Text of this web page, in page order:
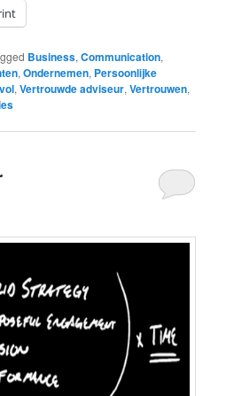
Business,Communication,
,Ondernemen, Persoonlijke
,Vertrouwde adviseur,Vertrouwen,